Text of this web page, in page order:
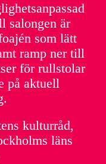
salongen är
som lätt
ramp ner till
för rullstolar
på aktuell
kulturråd,
läns